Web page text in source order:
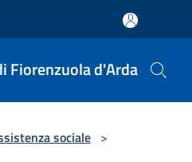
Fiorenzuola d'Arda
sociale >